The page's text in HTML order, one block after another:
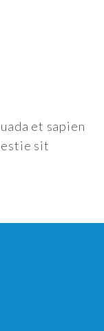
et sapien
sit